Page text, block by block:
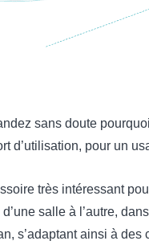
sans doute
d’utilisation, pour un
très intéressant
d’une salle à l’autre,
s’adaptant ainsi à